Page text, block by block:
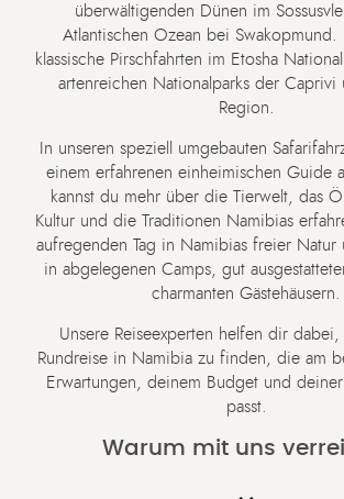
überwältigenden Dünen im
Atlantischen Ozean bei Swakopmund.
klassische Pirschfahrten im Etosha
artenreichen Nationalparks der Caprivi
Region.
In unseren speziell umgebauten
einem erfahrenen einheimischen Guide
kannst du mehr über die Tierwelt, das
Kultur und die Traditionen Namibias
aufregenden Tag in Namibias freier Natur
in abgelegenen Camps, gut
charmanten Gästehäusern.
Unsere Reiseexperten helfen dir
Rundreise in Namibia zu finden, die am
Erwartungen, deinem Budget und
passt.
Warum mit uns